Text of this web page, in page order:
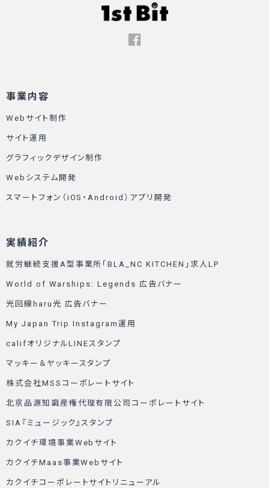
事業内容
Webサイト制作
サイト運用
グラフィックデザイン制作
Webシステム開発
スマートフォン（iOS・Android）アプリ開発
実績紹介
就労継続支援A型事業所「BLA_NC KITCHEN」求人LP
World of Warships: Legends 広告バナー
光回線haru光 広告バナー
My Japan Trip Instagram運用
califオリジナルLINEスタンプ
マッキー＆ヤッキースタンプ
株式会社MSSコーポレートサイト
北京品源知識産権代理有限公司コーポレートサイト
SIA『ミュージック』スタンプ
カクイチ環境事業Webサイト
カクイチMaas事業Webサイト
カクイチコーポレートサイトリニューアル